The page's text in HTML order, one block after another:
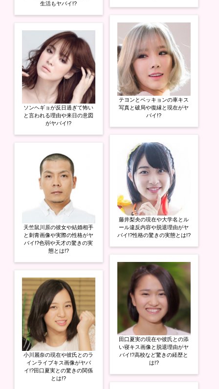
生活もヤバイ!?
ソンヘギョが反日過ぎて怖い
と言われる理由や来日の意図
がヤバイ!?
天竺鼠川原の彼女や結婚相手
と刺青画像や実際の性格がヤ
バイ!?色弱や天才の驚きの実
態とは!?
小川麗奈の現在や彼氏とのラ
インライブキス画像がヤバ
イ!?田口夏実との驚きの関係
とは!?
テヨンとベッキョンの車キス
写真と破局や復縁と現在がヤ
バイ!?
藤井梨央の現在や大学名とル
ール違反内容や脱退理由がヤ
バイ!?性格の驚きの実態とは!?
田口夏実の現在や彼氏との添
い寝キス画像と脱退理由がヤ
バイ!?高校など驚きの経歴と
は!?